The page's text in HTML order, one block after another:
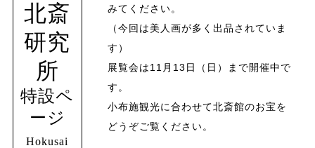
みてください。
（今回は美人画が多く出品されていま
す）
展覧会は11月13日（日）まで開催中で
す。
小布施観光に合わせて北斎館のお宝を
どうぞご覧ください。
北斎
研究
所
特設ペ
ージ
Hokusai